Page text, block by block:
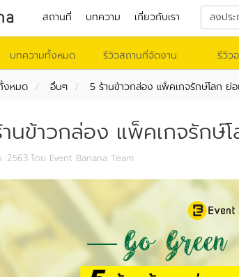
สถานที่ บทความ เกี่ยวกับเรา ลงปร
บทความทั้งหมด รีวิวสถานที่จัดงาน รีวิว
งหมด อื่นๆ 5 ร้านข้าวกล่อง แพ็คเกจรักษ์โลก ย่อ
นข้าวกล่อง แพ็คเกจรักษ์
2563 โดย Event Banana Team